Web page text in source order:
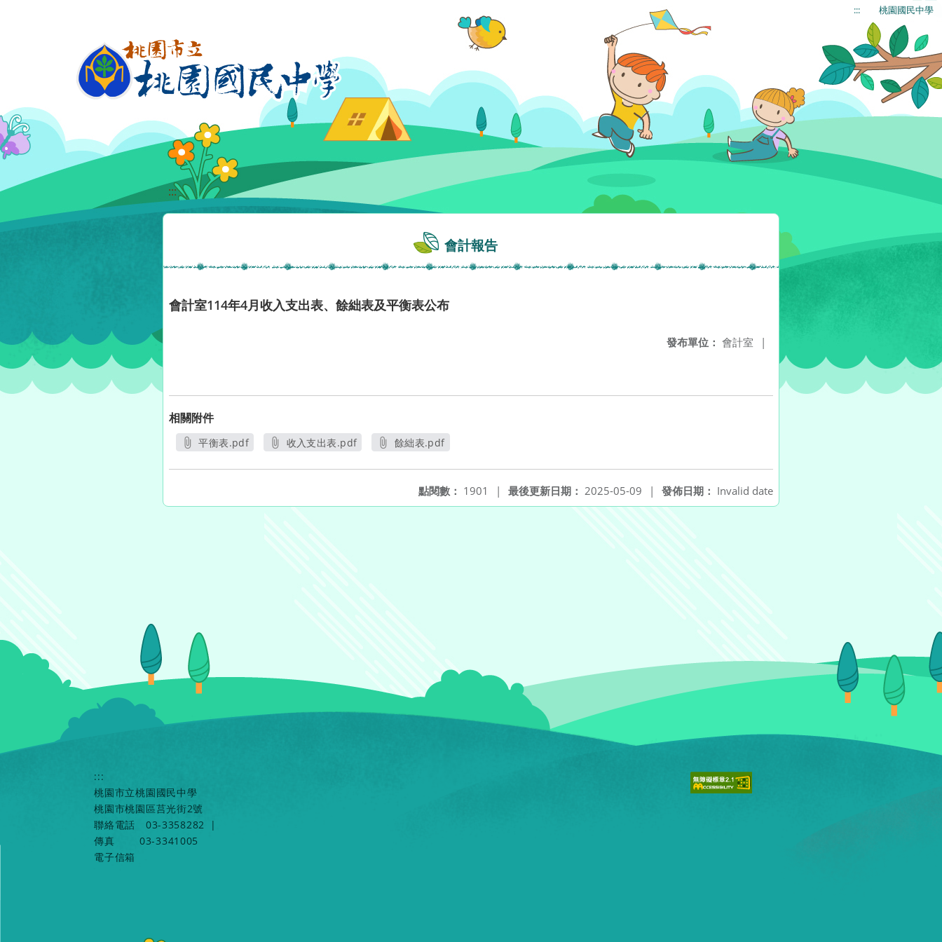
::: 桃園國民中學
:::
會計報告
會計室114年4月收入支出表、餘絀表及平衡表公布
發布單位： 會計室 |
相關附件
平衡表.pdf
收入支出表.pdf
餘絀表.pdf
發佈日期： Invalid date
最後更新日期： 2025-05-09 |
點閱數： 1901 |
:::
桃園市立桃園國民中學
桃園市桃園區莒光街2號
聯絡電話
03-3358282
|
傳真
03-3341005
電子信箱